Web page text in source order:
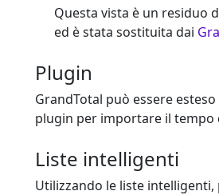
Questa vista è un residuo
ed è stata sostituita dai
Plugin
GrandTotal può essere
plugin per importare il tempo
Liste intelligenti
Utilizzando le liste